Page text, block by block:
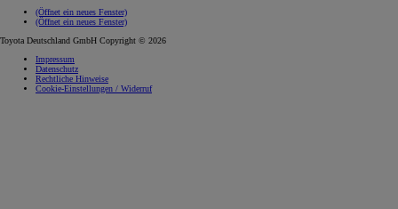
(Öffnet ein neues Fenster)
(Öffnet ein neues Fenster)
Toyota Deutschland GmbH Copyright © 2026
Impressum
Datenschutz
Rechtliche Hinweise
Cookie-Einstellungen / Widerruf